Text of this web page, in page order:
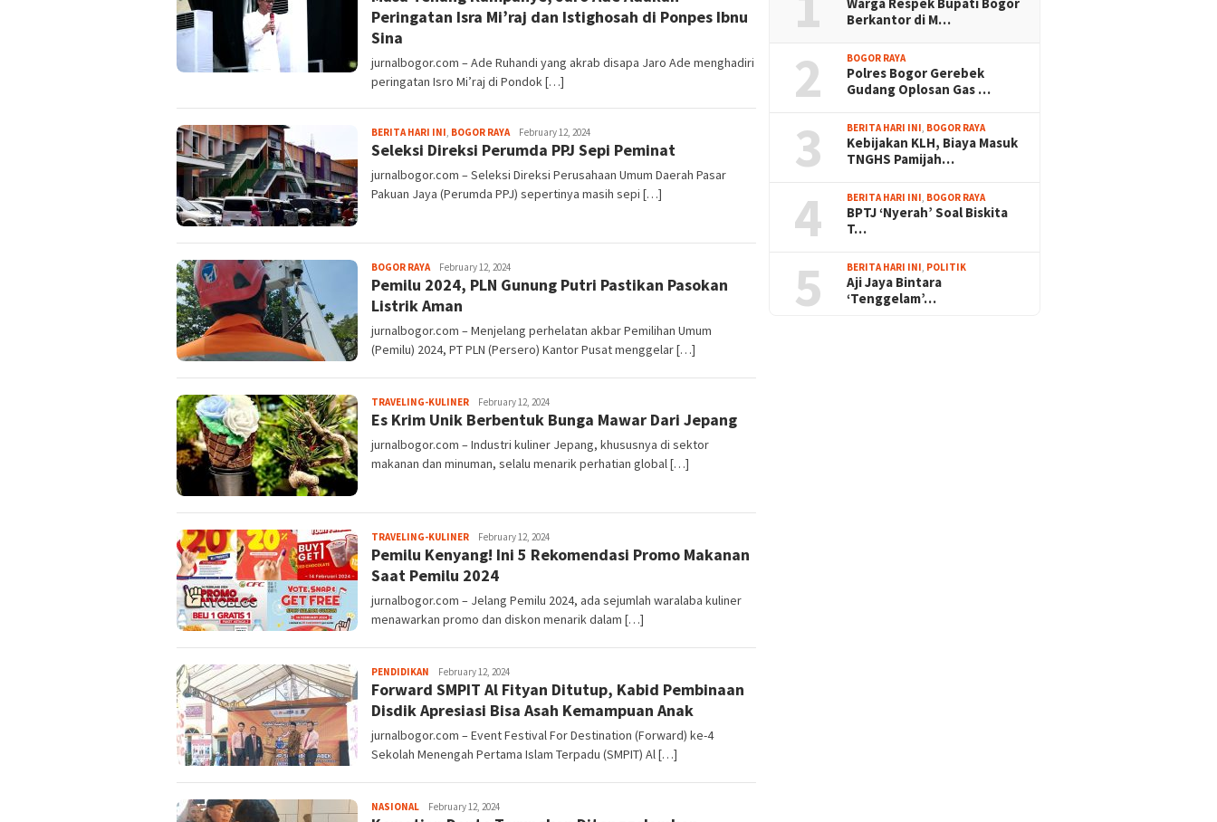
Peringatan Isra Mi’raj dan Istighosah di Ponpes Ibnu
Sina
jurnalbogor.com – Ade Ruhandi yang akrab disapa Jaro Ade menghadiri
peringatan Isro Mi’raj di Pondok […]
BERITA HARI INI, BOGOR RAYAFredy
Kristianto
February 12, 2024
Seleksi Direksi Perumda PPJ Sepi Peminat
jurnalbogor.com – Seleksi Direksi Perusahaan Umum Daerah Pasar
Pakuan Jaya (Perumda PPJ) sepertinya masih sepi […]
BOGOR RAYASayyev
February 12, 2024
Pemilu 2024, PLN Gunung Putri Pastikan Pasokan
Listrik Aman
jurnalbogor.com – Menjelang perhelatan akbar Pemilihan Umum
(Pemilu) 2024, PT PLN (Persero) Kantor Pusat menggelar […]
TRAVELING-KULINERSayyev
February 12, 2024
Es Krim Unik Berbentuk Bunga Mawar Dari Jepang
jurnalbogor.com – Industri kuliner Jepang, khususnya di sektor
makanan dan minuman, selalu menarik perhatian global […]
TRAVELING-KULINERSayyev
February 12, 2024
Pemilu Kenyang! Ini 5 Rekomendasi Promo Makanan
Saat Pemilu 2024
jurnalbogor.com – Jelang Pemilu 2024, ada sejumlah waralaba kuliner
menawarkan promo dan diskon menarik dalam […]
PENDIDIKAN Sayyev
February 12, 2024
Forward SMPIT Al Fityan Ditutup, Kabid Pembinaan
Disdik Apresiasi Bisa Asah Kemampuan Anak
jurnalbogor.com – Event Festival For Destination (Forward) ke-4
Sekolah Menengah Pertama Islam Terpadu (SMPIT) Al […]
NASIONALSayyev
February 12, 2024
Warga Respek Bupati Bogor
Berkantor di M…
2 BOGOR RAYA
Polres Bogor Gerebek
Gudang Oplosan Gas …
3 BERITA HARI INI, BOGOR RAYA
Kebijakan KLH, Biaya Masuk
TNGHS Pamijah…
4 BERITA HARI INI, BOGOR RAYA
BPTJ ‘Nyerah’ Soal Biskita
T…
5 BERITA HARI INI, POLITIK
Aji Jaya Bintara
‘Tenggelam’…